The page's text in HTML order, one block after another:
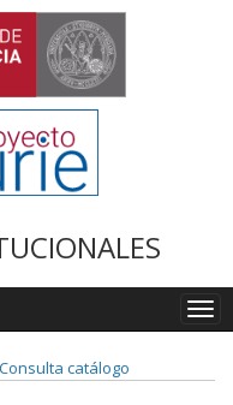
Consulta catálogo